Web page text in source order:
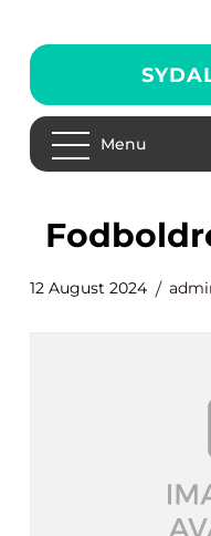
Menu
12 August 2024